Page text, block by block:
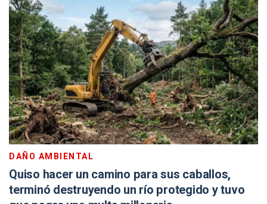
DAÑO AMBIENTAL
Quiso hacer un camino para sus caballos,
terminó destruyendo un río protegido y tuvo